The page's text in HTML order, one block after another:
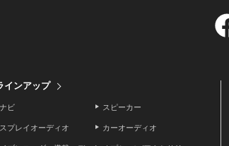
インアップ
ビ
プレイオーディオ
スピーカー
カーオーディオ